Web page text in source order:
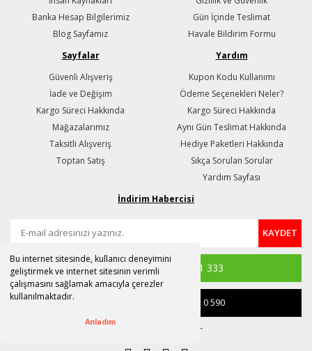
Bu internet sitesinde, kullanıcı deneyimini
geliştirmek ve internet sitesinin verimli
çalışmasını sağlamak amacıyla çerezler
kullanılmaktadır.
Anladım
Banka Hesap Bilgilerimiz
Blog Sayfamız
Gün İçinde Teslimat
Havale Bildirim Formu
Sayfalar
Güvenli Alışveriş
İade ve Değişim
Kargo Süreci Hakkında
Mağazalarımız
Taksitli Alışveriş
Toptan Satış
Yardım
Kupon Kodu Kullanımı
Ödeme Seçenekleri Neler?
Kargo Süreci Hakkında
Aynı Gün Teslimat Hakkında
Hediye Paketleri Hakkında
Sıkça Sorulan Sorular
Yardım Sayfası
İndirim Habercisi
KAYDET
Whatsapp (0 530) 956 1 333
(0 850) 441 0 590
destek@susle.com.tr